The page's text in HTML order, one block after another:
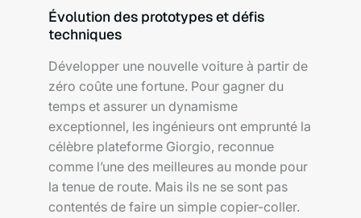
Évolution des prototypes et défis
techniques
Développer une nouvelle voiture à partir de
zéro coûte une fortune. Pour gagner du
temps et assurer un dynamisme
exceptionnel, les ingénieurs ont emprunté la
célèbre plateforme Giorgio, reconnue
comme l’une des meilleures au monde pour
la tenue de route. Mais ils ne se sont pas
contentés de faire un simple copier-coller.